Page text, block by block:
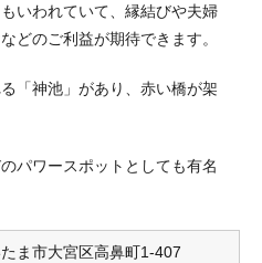
いわれていて、縁結びや夫婦
どのご利益が期待できます。
「神池」があり、赤い橋が架
パワースポットとしても有名
ま市大宮区高鼻町1-407